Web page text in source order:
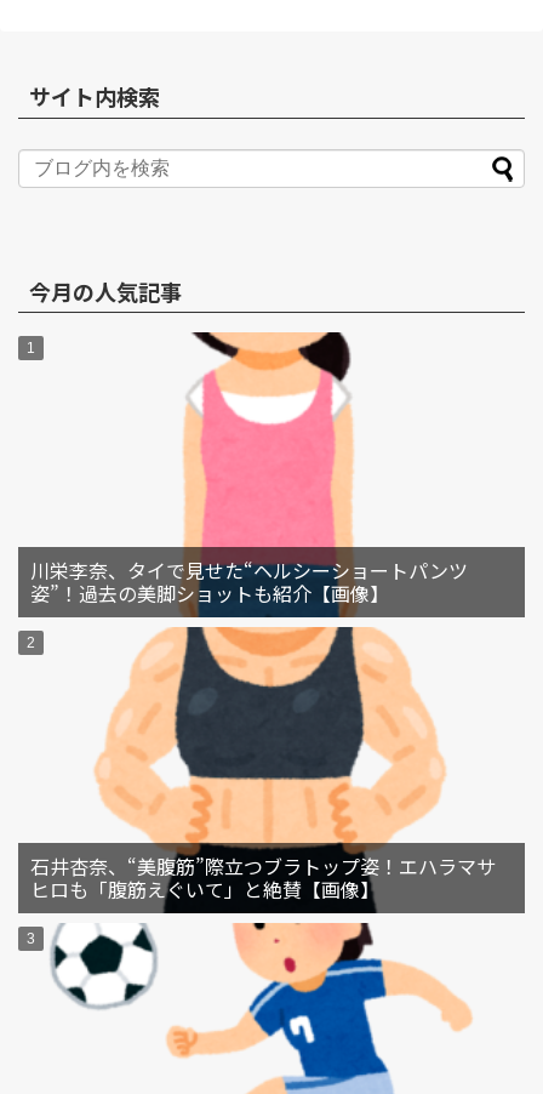
サイト内検索
今月の人気記事
川栄李奈、タイで見せた“ヘルシーショートパンツ
姿”！過去の美脚ショットも紹介【画像】
石井杏奈、“美腹筋”際立つブラトップ姿！エハラマサ
ヒロも「腹筋えぐいて」と絶賛【画像】